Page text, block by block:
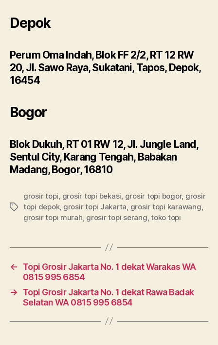
Depok
Perum Oma Indah, Blok FF 2/2, RT 12 RW
20, Jl. Sawo Raya, Sukatani, Tapos, Depok,
16454
Bogor
Blok Dukuh, RT 01 RW 12, Jl. Jungle Land,
Sentul City, Karang Tengah, Babakan
Madang, Bogor, 16810
Tags
grosir topi grosir topi bekasi grosir topi bogor, grosir
topi depok, grosir topi Jakarta grosir topi karawang
grosir topi murah grosir topi serang ,toko topi
←
Topi Grosir Jakarta No. 1 dekat Warakas WA
0815 995 6854
→
Topi Grosir Jakarta No. 1 dekat Rawa Badak
Selatan WA 0815 995 6854